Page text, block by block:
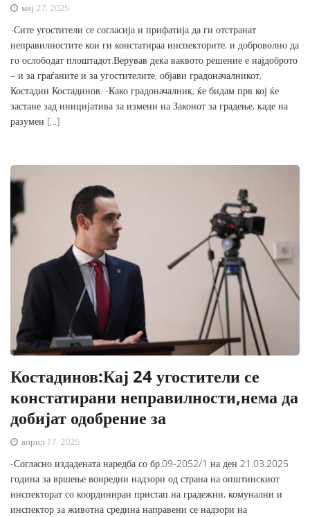
мај 27, 2025
-Сите угостители се согласија и прифатија да ги отстранат
неправилностите кои ги констатираа инспекторите, и доброволно да
го ослободат плоштадот.Верував дека ваквото решение е најдоброто
– и за граѓаните и за угостителите, објави градоначалникот,
Костадин Костадинов. -Како градоначалник, ќе бидам прв кој ќе
застане зад иницијатива за измени на Законот за градење, каде на
разумен […]
Костадинов:Кај 24 угостители се
констатирани неправилности,нема да
добијат одобрение за
април 17, 2025
-Согласно издадената наредба со бр.09-2052/1 на ден 21.03.2025
година за вршење вонредни надзори од страна на општинскиот
инспекторат со координиран пристап на градежни, комунални и
инспектор за животна средина направени се надзори на